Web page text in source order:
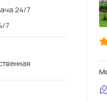
24/7
7